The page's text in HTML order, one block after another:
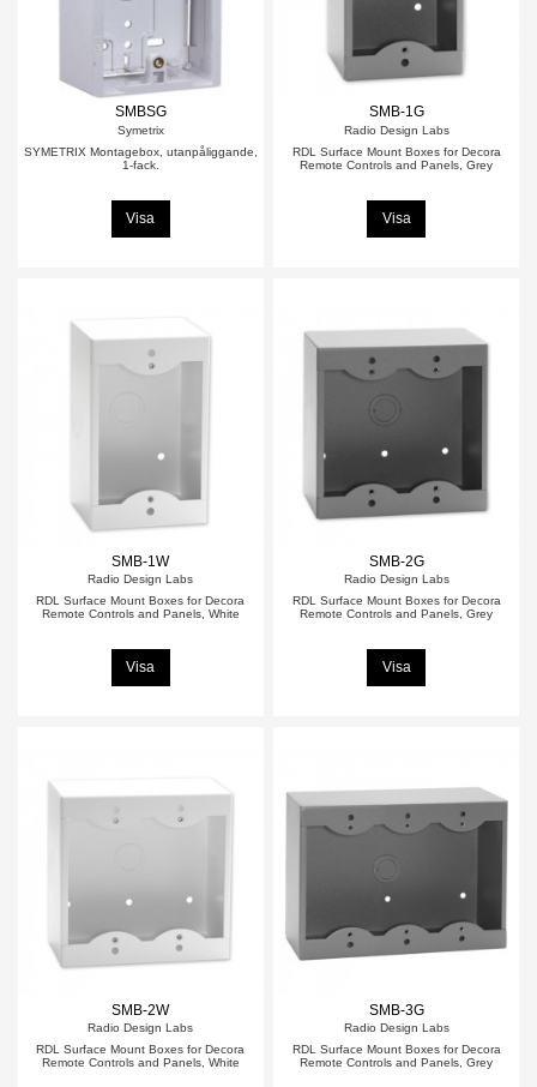
SMBSG
Symetrix
SYMETRIX Montagebox, utanpåliggande,
1-fack.
Visa
SMB-1G
Radio Design Labs
RDL Surface Mount Boxes for Decora
Remote Controls and Panels, Grey
Visa
SMB-1W
Radio Design Labs
RDL Surface Mount Boxes for Decora
Remote Controls and Panels, White
Visa
SMB-2G
Radio Design Labs
RDL Surface Mount Boxes for Decora
Remote Controls and Panels, Grey
Visa
SMB-2W
Radio Design Labs
RDL Surface Mount Boxes for Decora
Remote Controls and Panels, White
SMB-3G
Radio Design Labs
RDL Surface Mount Boxes for Decora
Remote Controls and Panels, Grey